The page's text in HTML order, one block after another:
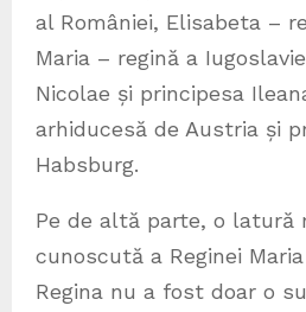
al României, Elisabeta –
Maria – regină a
Nicolae și principesa
arhiducesă de Austria și
Habsburg.
Pe de altă parte, o latură
cunoscută a Reginei
Regina nu a fost doar o